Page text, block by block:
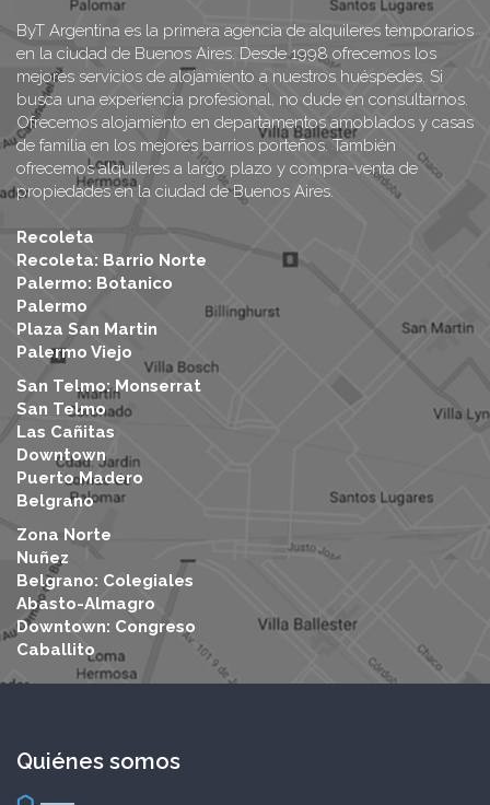
ByT Argentina es la primera agencia de alquileres temporarios
en la ciudad de Buenos Aires. Desde 1998 ofrecemos los
mejores servicios de alojamiento a nuestros huéspedes. Si
busca una experiencia profesional, no dude en consultarnos.
Ofrecemos alojamiento en departamentos amoblados y casas
de familia en los mejores barrios porteños. También
ofrecemos alquileres a largo plazo y compra-venta de
propiedades en la ciudad de Buenos Aires.
Recoleta
Recoleta: Barrio Norte
Palermo: Botanico
Palermo
Plaza San Martin
Palermo Viejo
San Telmo: Monserrat
San Telmo
Las Cañitas
Downtown
Puerto Madero
Belgrano
Zona Norte
Nuñez
Belgrano: Colegiales
Abasto-Almagro
Downtown: Congreso
Caballito
Quiénes somos